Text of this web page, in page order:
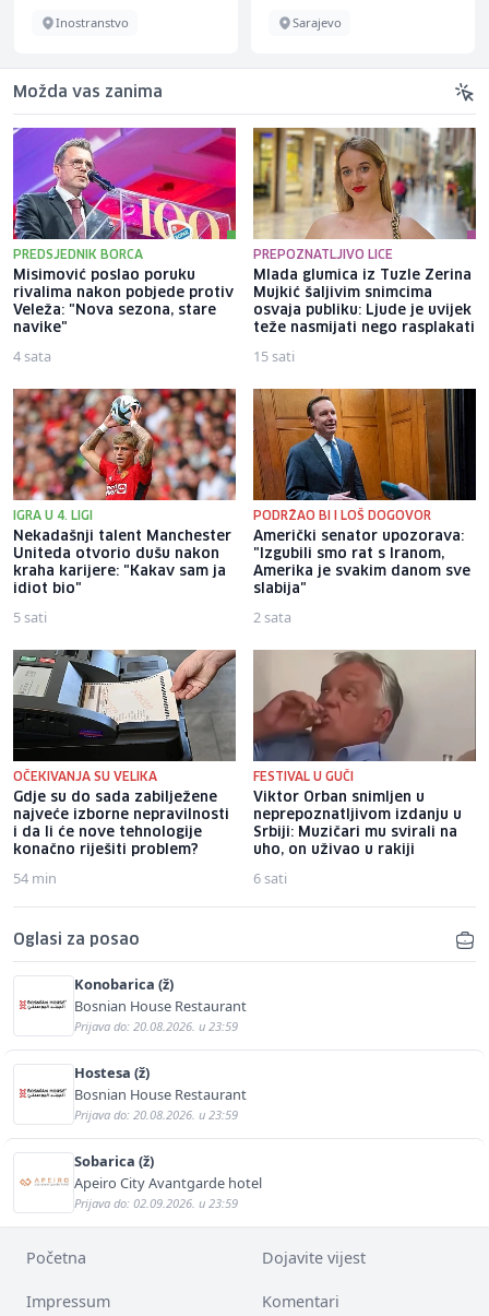
Inostranstvo Sarajevo
Možda vas zanima
PREDSJEDNIK BORCA
Misimović poslao poruku
rivalima nakon pobjede protiv
Veleža: "Nova sezona, stare
navike"
4 sata
PREPOZNATLJIVO LICE
Mlada glumica iz Tuzle Zerina
Mujkić šaljivim snimcima
osvaja publiku: Ljude je uvijek
teže nasmijati nego rasplakati
15 sati
IGRA U 4. LIGI
Nekadašnji talent Manchester
Uniteda otvorio dušu nakon
kraha karijere: "Kakav sam ja
idiot bio"
5 sati
PODRŽAO BI I LOŠ DOGOVOR
Američki senator upozorava:
"Izgubili smo rat s Iranom,
Amerika je svakim danom sve
slabija"
2 sata
OČEKIVANJA SU VELIKA
Gdje su do sada zabilježene
najveće izborne nepravilnosti
i da li će nove tehnologije
konačno riješiti problem?
54 min
FESTIVAL U GUČI
Viktor Orban snimljen u
neprepoznatljivom izdanju u
Srbiji: Muzičari mu svirali na
uho, on uživao u rakiji
6 sati
Oglasi za posao
Konobarica (ž)
Bosnian House Restaurant
Prijava do: 20.08.2026. u 23:59
Hostesa (ž)
Bosnian House Restaurant
Prijava do: 20.08.2026. u 23:59
Sobarica (ž)
Apeiro City Avantgarde hotel
Prijava do: 02.09.2026. u 23:59
Početna Dojavite vijest
Impressum Komentari